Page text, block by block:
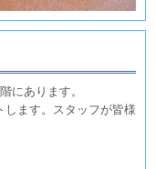
にあります。
ます。スタッフが皆様